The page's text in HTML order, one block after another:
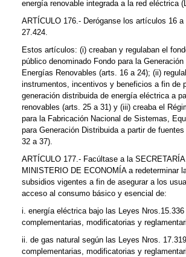
energía renovable integrada a la red eléctrica
ARTÍCULO 176.- Deróganse los artículos 16 a
27.424.
Estos artículos: (i) creaban y regulaban el
público denominado Fondo para la
Energías Renovables (arts. 16 a 24); (ii)
instrumentos, incentivos y beneficios a fin de
generación distribuida de energía eléctrica a
renovables (arts. 25 a 31) y (iii) creaba el
para la Fabricación Nacional de Sistemas,
para Generación Distribuida a partir de fuentes
32 a 37).
ARTÍCULO 177.- Facúltase a la
MINISTERIO DE ECONOMÍA a redeterminar
subsidios vigentes a fin de asegurar a los
acceso al consumo básico y esencial de:
i. energía eléctrica bajo las Leyes
complementarias, modificatorias y
ii. de gas natural según las Leyes Nros.
complementarias, modificatorias y